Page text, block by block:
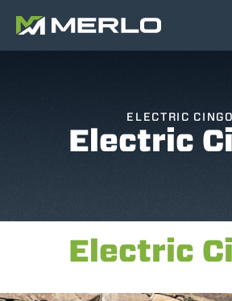
ELECTRIC CINGO
Electric
Electric